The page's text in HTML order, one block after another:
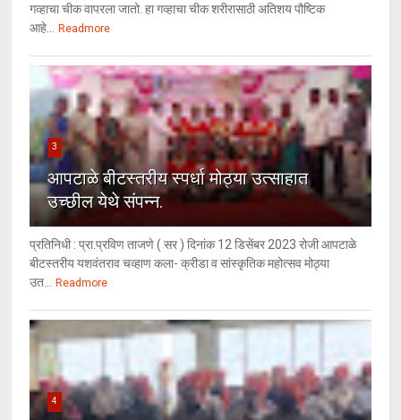
गव्हाचा चीक वापरला जातो. हा गव्हाचा चीक शरीरासाठी अतिशय पौष्टिक
आहे...
Readmore
3
आपटाळे बीटस्तरीय स्पर्धा मोठ्या उत्साहात
उच्छील येथे संपन्न.
प्रतिनिधी : प्रा.प्रविण ताजणे ( सर ) दिनांक 12 डिसेंबर 2023 रोजी आपटाळे
बीटस्तरीय यशवंतराव चव्हाण कला- क्रीडा व सांस्कृतिक महोत्सव मोठ्या
उत...
Readmore
4